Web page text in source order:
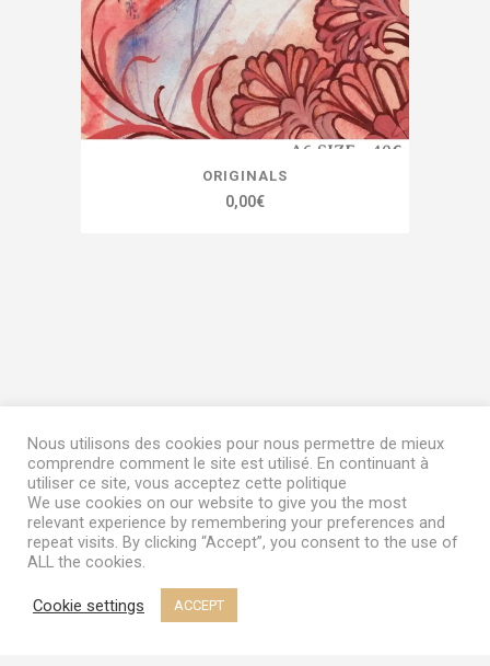
ORIGINALS
0,00€
Nous utilisons des cookies pour nous permettre de mieux
comprendre comment le site est utilisé. En continuant à
utiliser ce site, vous acceptez cette politique
We use cookies on our website to give you the most
relevant experience by remembering your preferences and
repeat visits. By clicking “Accept”, you consent to the use of
ALL the cookies.
Cookie settings ACCEPT